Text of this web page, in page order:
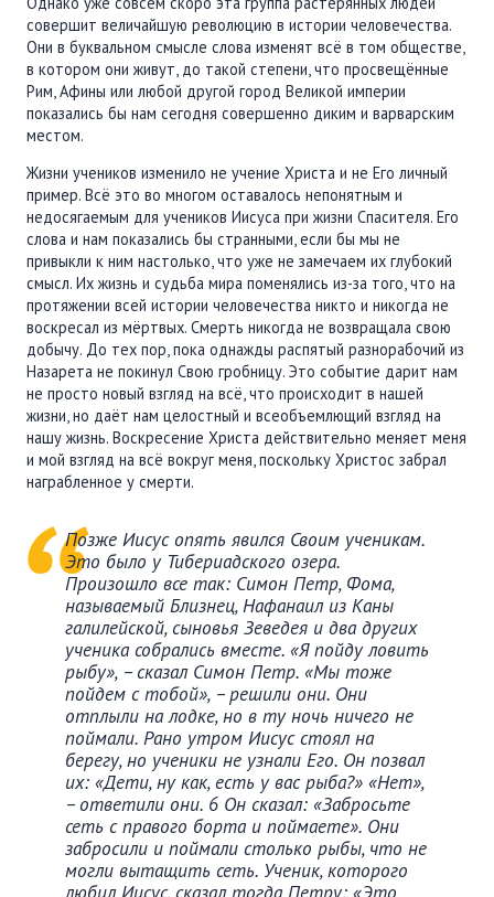
совершит величайшую революцию в истории человечества.
Они в буквальном смысле слова изменят всё в том обществе,
в котором они живут, до такой степени, что просвещённые
Рим, Афины или любой другой город Великой империи
показались бы нам сегодня совершенно диким и варварским
местом.
Жизни учеников изменило не учение Христа и не Его личный
пример. Всё это во многом оставалось непонятным и
недосягаемым для учеников Иисуса при жизни Спасителя. Его
слова и нам показались бы странными, если бы мы не
привыкли к ним настолько, что уже не замечаем их глубокий
смысл. Их жизнь и судьба мира поменялись из-за того, что на
протяжении всей истории человечества никто и никогда не
воскресал из мёртвых. Смерть никогда не возвращала свою
добычу. До тех пор, пока однажды распятый разнорабочий из
Назарета не покинул Свою гробницу. Это событие дарит нам
не просто новый взгляд на всё, что происходит в нашей
жизни, но даёт нам целостный и всеобъемлющий взгляд на
нашу жизнь. Воскресение Христа действительно меняет меня
и мой взгляд на всё вокруг меня, поскольку Христос забрал
награбленное у смерти.
Позже Иисус опять явился Своим ученикам.
Это было у Тибериадского озера.
Произошло все так: Симон Петр, Фома,
называемый Близнец, Нафанаил из Каны
галилейской, сыновья Зеведея и два других
ученика собрались вместе. «Я пойду ловить
рыбу», – сказал Симон Петр. «Мы тоже
пойдем с тобой», – решили они. Они
отплыли на лодке, но в ту ночь ничего не
поймали. Рано утром Иисус стоял на
берегу, но ученики не узнали Его. Он позвал
их: «Дети, ну как, есть у вас рыба?» «Нет»,
– ответили они. 6 Он сказал: «Забросьте
сеть с правого борта и поймаете». Они
забросили и поймали столько рыбы, что не
могли вытащить сеть. Ученик, которого